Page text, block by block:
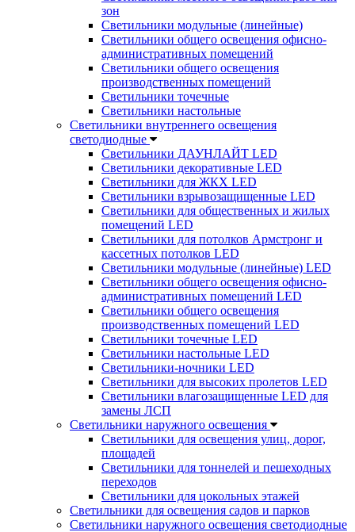
зон
Светильники модульные (линейные)
Светильники общего освещения офисно-
административных помещений
Светильники общего освещения
производственных помещений
Светильники точечные
Светильники настольные
Светильники внутреннего освещения
светодиодные
Светильники ДАУНЛАЙТ LED
Светильники декоративные LED
Светильники для ЖКХ LED
Светильники взрывозащищенные LED
Светильники для общественных и жилых
помещений LED
Светильники для потолков Армстронг и
кассетных потолков LED
Светильники модульные (линейные) LED
Светильники общего освещения офисно-
административных помещений LED
Светильники общего освещения
производственных помещений LED
Светильники точечные LED
Светильники настольные LED
Светильники-ночники LED
Светильники для высоких пролетов LED
Светильники влагозащищенные LED для
замены ЛСП
Светильники наружного освещения
Светильники для освещения улиц, дорог,
площадей
Светильники для тоннелей и пешеходных
переходов
Светильники для цокольных этажей
Светильники для освещения садов и парков
Светильники наружного освещения светодиодные